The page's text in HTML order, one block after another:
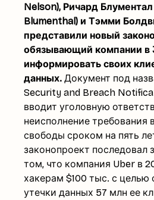
Nelson), Ричард Блументал
Blumenthal) и Тэмми
представили новый
обязывающий компании в
информировать своих
данных. Документ под
Security and Breach
вводит уголовную
неисполнение требования
свободы сроком на пять
законопроект последовал
том, что компания Uber в
хакерам $100 тыс. с целью
утечки данных 57 млн ее